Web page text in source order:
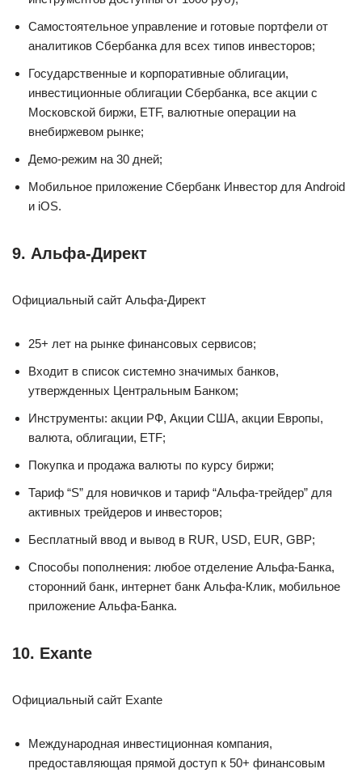
Самостоятельное управление и готовые портфели от
аналитиков Сбербанка для всех типов инвесторов;
Государственные и корпоративные облигации,
инвестиционные облигации Сбербанка, все акции с
Московской биржи, ETF, валютные операции на
внебиржевом рынке;
Демо-режим на 30 дней;
Мобильное приложение Сбербанк Инвестор для Android
и iOS.
9. Альфа-Директ
Официальный сайт Альфа-Директ
25+ лет на рынке финансовых сервисов;
Входит в список системно значимых банков,
утвержденных Центральным Банком;
Инструменты: акции РФ, Акции США, акции Европы,
валюта, облигации, ETF;
Покупка и продажа валюты по курсу биржи;
Тариф “S” для новичков и тариф “Альфа-трейдер” для
активных трейдеров и инвесторов;
Бесплатный ввод и вывод в RUR, USD, EUR, GBP;
Способы пополнения: любое отделение Альфа-Банка,
сторонний банк, интернет банк Альфа-Клик, мобильное
приложение Альфа-Банка.
10. Exante
Официальный сайт Exante
Международная инвестиционная компания,
предоставляющая прямой доступ к 50+ финансовым